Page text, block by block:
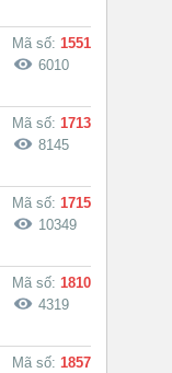
Mã số: 1551
6010
Mã số: 1713
8145
Mã số: 1715
10349
Mã số: 1810
4319
Mã số: 1857